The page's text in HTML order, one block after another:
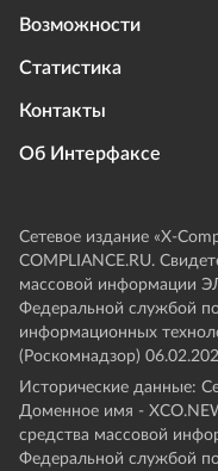
Возможности
Статистика
Контакты
Об Интерфаксе
Сетевое издание «Х-
COMPLIANCE.RU.
массовой информации
Федеральной службой
информационных
(Роскомнадзор)
Исторические данные:
Доменное имя -
средства массовой
Федеральной службой